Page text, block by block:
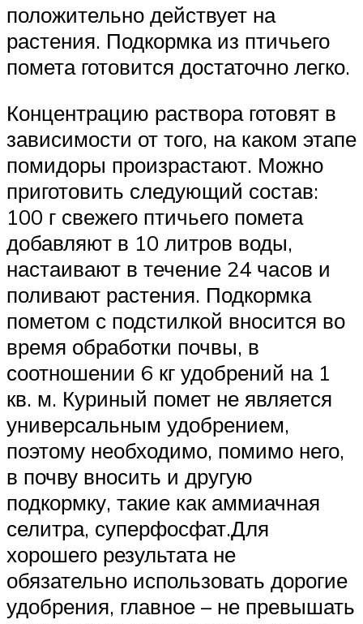
положительно действует на
растения. Подкормка из птичьего
помета готовится достаточно легко.
Концентрацию раствора готовят в
зависимости от того, на каком этапе
помидоры произрастают. Можно
приготовить следующий состав:
100 г свежего птичьего помета
добавляют в 10 литров воды,
настаивают в течение 24 часов и
поливают растения. Подкормка
пометом с подстилкой вносится во
время обработки почвы, в
соотношении 6 кг удобрений на 1
кв. м. Куриный помет не является
универсальным удобрением,
поэтому необходимо, помимо него,
в почву вносить и другую
подкормку, такие как аммиачная
селитра, суперфосфат.Для
хорошего результата не
обязательно использовать дорогие
удобрения, главное – не превышать